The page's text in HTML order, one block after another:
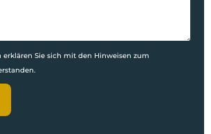
erklären Sie sich mit den Hinweisen zum